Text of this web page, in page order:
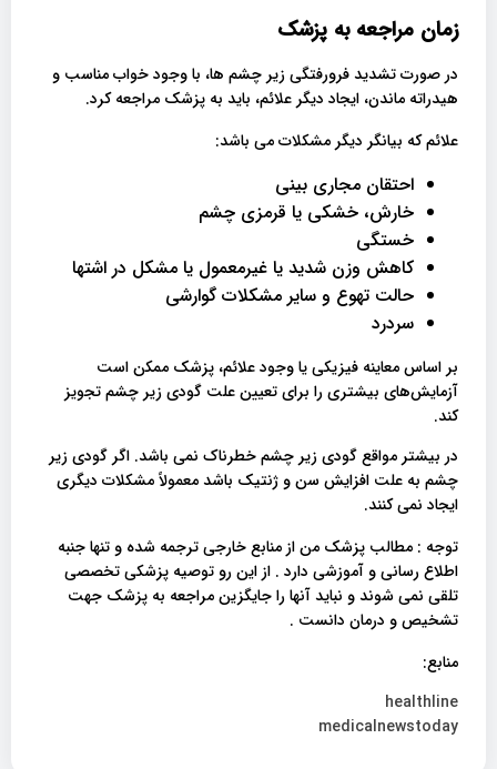
زمان مراجعه به پزشک
در صورت تشدید فرورفتگی زیر چشم ها، با وجود خواب مناسب و
هیدراته ماندن، ایجاد دیگر علائم، باید به پزشک مراجعه کرد.
علائم که بیانگر دیگر مشکلات می باشد:
احتقان مجاری بینی
خارش، خشکی یا قرمزی چشم
خستگی
کاهش وزن شدید یا غیرمعمول یا مشکل در اشتها
حالت تهوع و سایر مشکلات گوارشی
سردرد
بر اساس معاینه فیزیکی یا وجود علائم، پزشک ممکن است
آزمایش‌های بیشتری را برای تعیین علت گودی زیر چشم تجویز
کند.
در بیشتر مواقع گودی زیر چشم خطرناک نمی باشد. اگر گودی زیر
چشم به علت افزایش سن و ژنتیک باشد معمولاً مشکلات دیگری
ایجاد نمی کنند.
توجه : مطالب پزشک من از منابع خارجی ترجمه شده و تنها جنبه
اطلاع رسانی و آموزشی دارد . از این رو توصیه پزشکی تخصصی
تلقی نمی شوند و نباید آنها را جایگزین مراجعه به پزشک جهت
تشخیص و درمان دانست .
منابع:
healthline
medicalnewstoday